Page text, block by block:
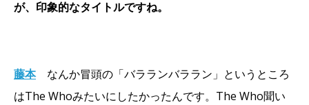
が、印象的なタイトルですね。
藤本
なんか冒頭の「バラランバララン」というところ
はThe Whoみたいにしたかったんです。The Who聞い